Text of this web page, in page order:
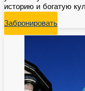
историю и богатую
Забронировать